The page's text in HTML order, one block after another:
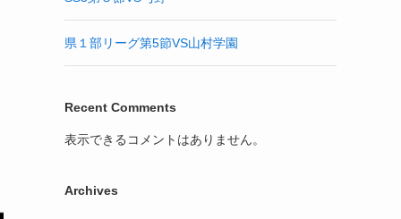
県１部リーグ第5節VS山村学園
Recent Comments
表示できるコメントはありません。
Archives